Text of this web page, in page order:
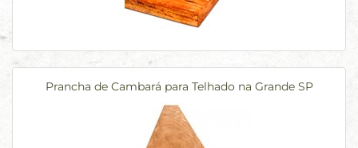
Prancha de Cambará para Telhado na Grande SP